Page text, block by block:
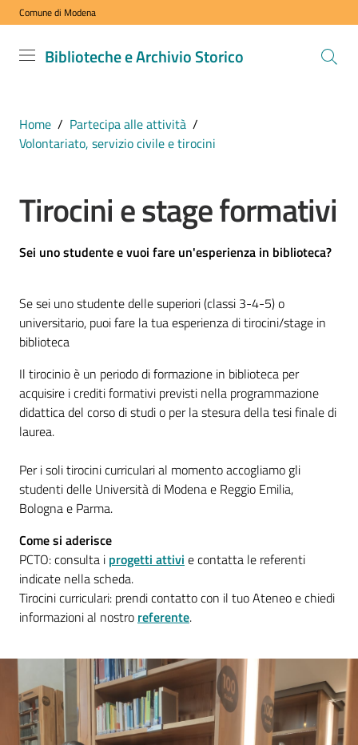
Vai al contenuto
Vai alla navigazione
Vai al footer
Comune di Modena
Biblioteche e Archivio Storico
Biblioteche
COMUNE DI
MODENA
VISITA
spazi
ESPLORA
i
SCOPRI
i
servizi
alle
attività
UTILIZZA
online
Home / Partecipa alle attività /
Volontariato, servizio civile e tirocini
Tirocini e stage formativi
Sei uno studente e vuoi fare un'esperienza in biblioteca?
Se sei uno studente delle superiori (classi 3-4-5) o
universitario, puoi fare la tua esperienza di tirocini/stage in
biblioteca
Il tirocinio è un periodo di formazione in biblioteca per
acquisire i crediti formativi previsti nella programmazione
didattica del corso di studi o per la stesura della tesi finale di
laurea.
Per i soli tirocini curriculari al momento accogliamo gli
studenti delle Università di Modena e Reggio Emilia,
Bologna e Parma.
Come si aderisce
PCTO: consulta i progetti attivi e contatta le referenti
indicate nella scheda.
Tirocini curriculari: prendi contatto con il tuo Ateneo e chiedi
informazioni al nostro referente.